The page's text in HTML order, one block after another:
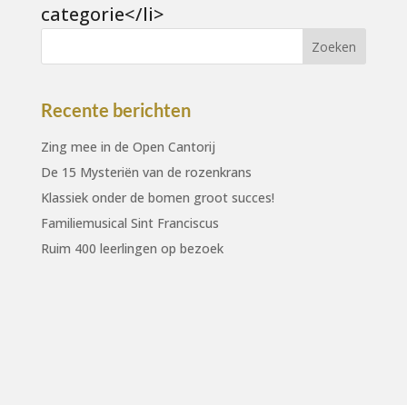
categorie</li>
Recente berichten
Zing mee in de Open Cantorij
De 15 Mysteriën van de rozenkrans
Klassiek onder de bomen groot succes!
Familiemusical Sint Franciscus
Ruim 400 leerlingen op bezoek